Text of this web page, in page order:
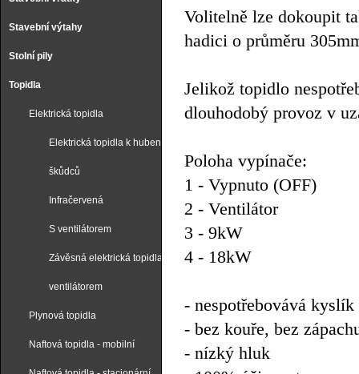
Stavební výtahy
Stolní pily
Topidla
Elektrická topidla
Elektrická topidla k hubení
škůdců
Infračervená
S ventilátorem
Závěsná elektrická topidla s
ventilátorem
Plynová topidla
Naftová topidla - mobilní
Volitelně lze dokoupit
hadici o průměru
Jelikož topidlo
dlouhodobý provoz v
Poloha vypínače:
1 - Vypnuto (OFF)
2 - Ventilátor
3 - 9kW
4 - 18kW
- nespotřebovává kyslík
- bez kouře, bez
- nízký hluk